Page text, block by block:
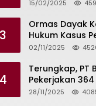
15/02/2025
3
Ormas Dayak
Hukum Kasus
Karyawan PT
02/11/2025
4
Terungkap, PT
Pekerjakan
28/11/2025